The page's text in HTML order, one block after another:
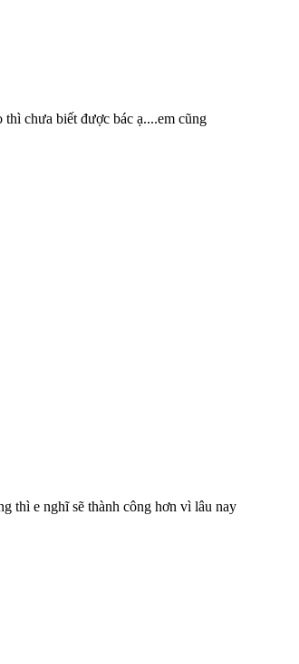
chưa biết được bác ạ....em cũng
thì e nghĩ sẽ thành công hơn vì lâu nay